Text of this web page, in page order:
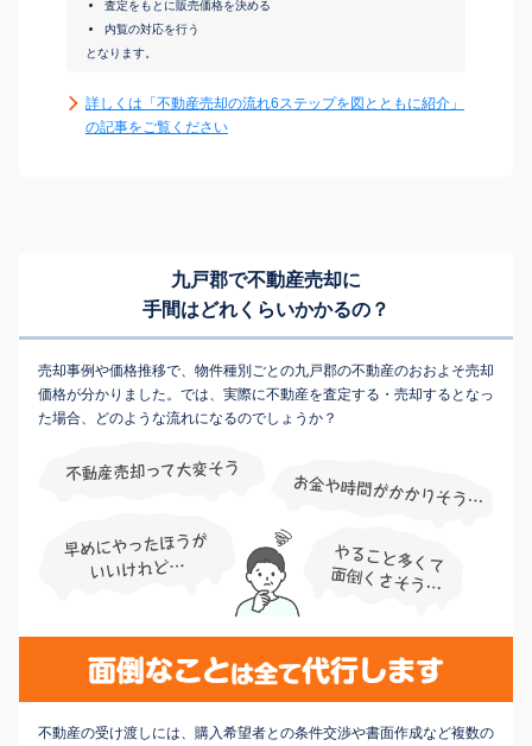
査定をもとに販売価格を決める
内覧の対応を行う
となります。
詳しくは「不動産売却の流れ6ステップを図とともに紹介」
の記事をご覧ください
九戸郡で不動産売却に
手間はどれくらいかかるの？
売却事例や価格推移で、物件種別ごとの九戸郡の不動産のおおよそ売却
価格が分かりました。では、実際に不動産を査定する・売却するとなっ
た場合、どのような流れになるのでしょうか？
不動産の受け渡しには、購入希望者との条件交渉や書面作成など複数の